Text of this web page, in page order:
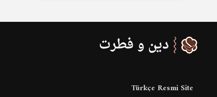
Türkçe Resmi Site